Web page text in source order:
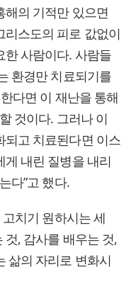
해의 기적만 있으면
리스도의 피로 값없이
한 사람이다. 사람들
환경만 치료되기를
다면 이 재난을 통해
것이다. 그러나 이
되고 치료된다면 이스
내린 질병을 내리
다”고 했다.
치기 원하시는 세
, 감사를 배우는 것,
삶의 자리로 변화시